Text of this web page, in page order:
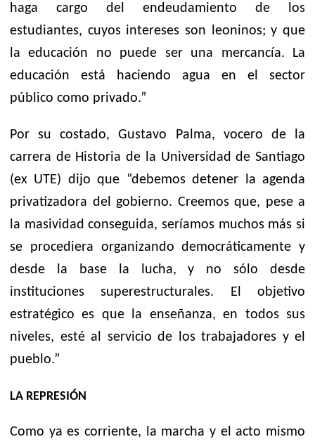
haga cargo del endeudamiento de los
estudiantes, cuyos intereses son leoninos; y que
la educación no puede ser una mercancía. La
educación está haciendo agua en el sector
público como privado.”
Por su costado, Gustavo Palma, vocero de la
carrera de Historia de la Universidad de Santiago
(ex UTE) dijo que “debemos detener la agenda
privatizadora del gobierno. Creemos que, pese a
la masividad conseguida, seríamos muchos más si
se procediera organizando democráticamente y
desde la base la lucha, y no sólo desde
instituciones superestructurales. El objetivo
estratégico es que la enseñanza, en todos sus
niveles, esté al servicio de los trabajadores y el
pueblo.”
LA REPRESIÓN
Como ya es corriente, la marcha y el acto mismo